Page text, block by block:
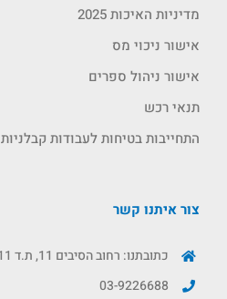
מדיניות האיכות 2025
אישור ניכוי מס
אישור ניהול ספרים
תנאי רכש
התחייבות בטיחות לעבודות קבלניות
צור איתנו קשר
כתובתנו: רחוב הסיבים 11, ת.ד 7111 פתח תקווה, קרית מטלון
03-9226688